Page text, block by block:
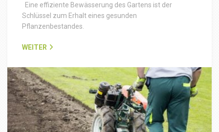
Eine effiziente Bewässerung des Gartens ist der
Schlüssel zum Erhalt eines gesunden
Pflanzenbestandes.
WEITER